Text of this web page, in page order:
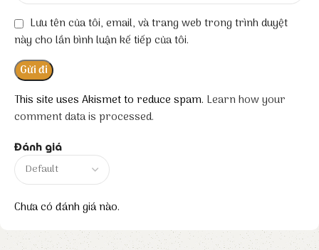
Đánh giá
Chưa có đánh giá nào.
Lưu tên của tôi, email, và trang web trong trình duyệt
này cho lần bình luận kế tiếp của tôi.
This site uses Akismet to reduce spam. Learn how your
comment data is processed.